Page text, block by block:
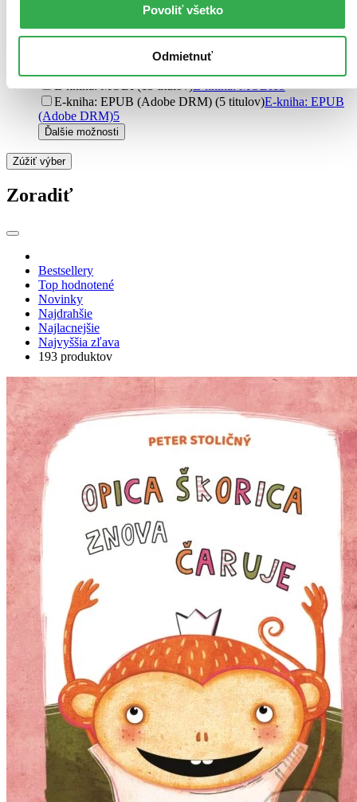
Povoliť všetko
Odmietnuť
Audiokniha: CD (27 titulov)Audiokniha: CD27
E-kniha: PDF (21 titulov)E-kniha: PDF
E-kniha: MOBI (13 titulov)E-kniha: MOBI13
E-kniha: EPUB (Adobe DRM) (5 titulov)E-kniha: EPUB
(Adobe DRM)5
Ďalšie možnosti
Zúžiť výber
Zoradiť
Bestsellery
Top hodnotené
Novinky
Najdrahšie
Najlacnejšie
Najvyššia zľava
193 produktov